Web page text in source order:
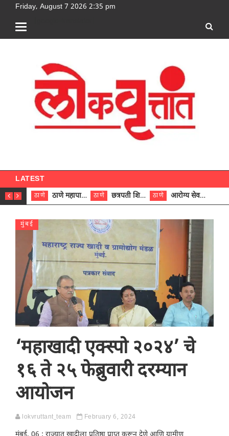
Friday, August 7 2026 2:35 pm
LATEST
ठाणे ठाणे महापालिकेच्या नऊ प्रभाग समित्यांवर अध्यक्ष विराजमान ठाणे छत्रपती शिवाजी महाराज रुग्णालयात दुर्मिळ ट्युमरची यशस्वी शस्त्रक्रिया ठाणे आरोग्य सेवक (पुरुष) पदावरून ११ कर्मचाऱ्यांना आरोग्य सहाय्यक (पुरुष) पदावर पदोन्नती; मुख्य कार्यकारी अधिकारी रणजित यादव यांच्या हस्ते आदेश वितरण
मुंबई
‘महाखादी एक्स्पो २०२४’ चे
१६ ते २५ फेब्रुवारी दरम्यान
आयोजन
lokvruttant_team February 6, 2024